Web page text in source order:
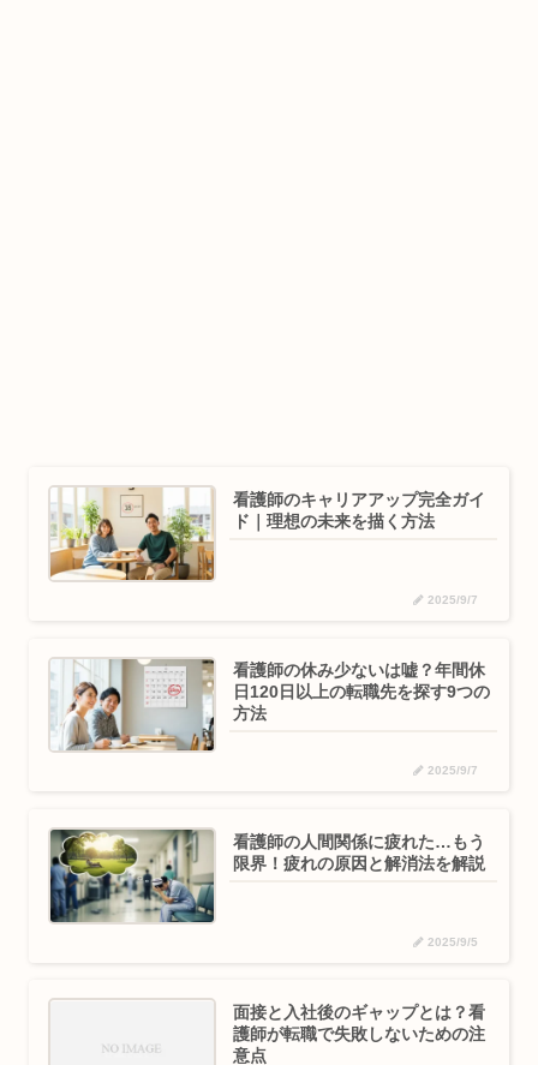
看護師のキャリアアップ完全ガイ
ド｜理想の未来を描く方法
2025/9/7
看護師の休み少ないは嘘？年間休
日120日以上の転職先を探す9つの
方法
2025/9/7
看護師の人間関係に疲れた…もう
限界！疲れの原因と解消法を解説
2025/9/5
面接と入社後のギャップとは？看
護師が転職で失敗しないための注
意点